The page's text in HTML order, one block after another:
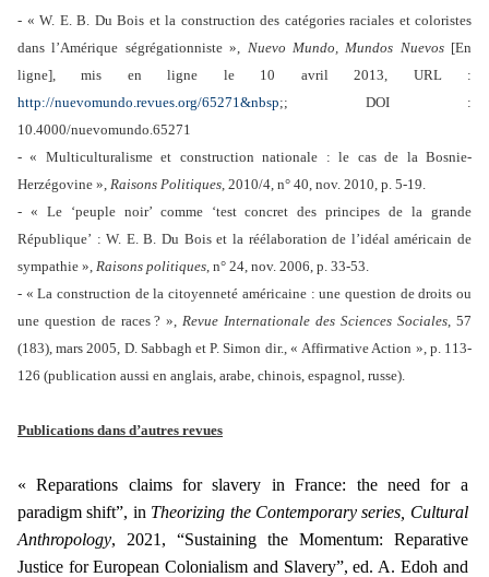
- « W. E. B. Du Bois et la construction des catégories raciales et coloristes
dans l’Amérique ségrégationniste », Nuevo Mundo, Mundos Nuevos[En
ligne], mis en ligne le 10 avril 2013, URL :
http://nuevomundo.revues.org/65271&nbsp;; DOI :
10.4000/nuevomundo.65271
- « Multiculturalisme et construction nationale : le cas de la Bosnie-
Herzégovine », Raisons Politiques, 2010/4, n° 40, nov. 2010, p. 5-19.
- « Le ‘peuple noir’ comme ‘test concret des principes de la grande
République’ : W. E. B. Du Bois et la réélaboration de l’idéal américain de
sympathie », Raisons politiques, n° 24, nov. 2006, p. 33-53.
- « La construction de la citoyenneté américaine : une question de droits ou
une question de races ? », Revue Internationale des Sciences Sociales, 57
(183), mars 2005, D. Sabbagh et P. Simon dir., « Affirmative Action », p. 113-
126 (publication aussi en anglais, arabe, chinois, espagnol, russe).
Publications dans d’autres revues
« Reparations claims for slavery in France: the need for a
paradigm shift”, in Theorizing the Contemporary series, Cultural
Anthropology, 2021, “Sustaining the Momentum: Reparative
Justice for European Colonialism and Slavery”, ed. A. Edoh and